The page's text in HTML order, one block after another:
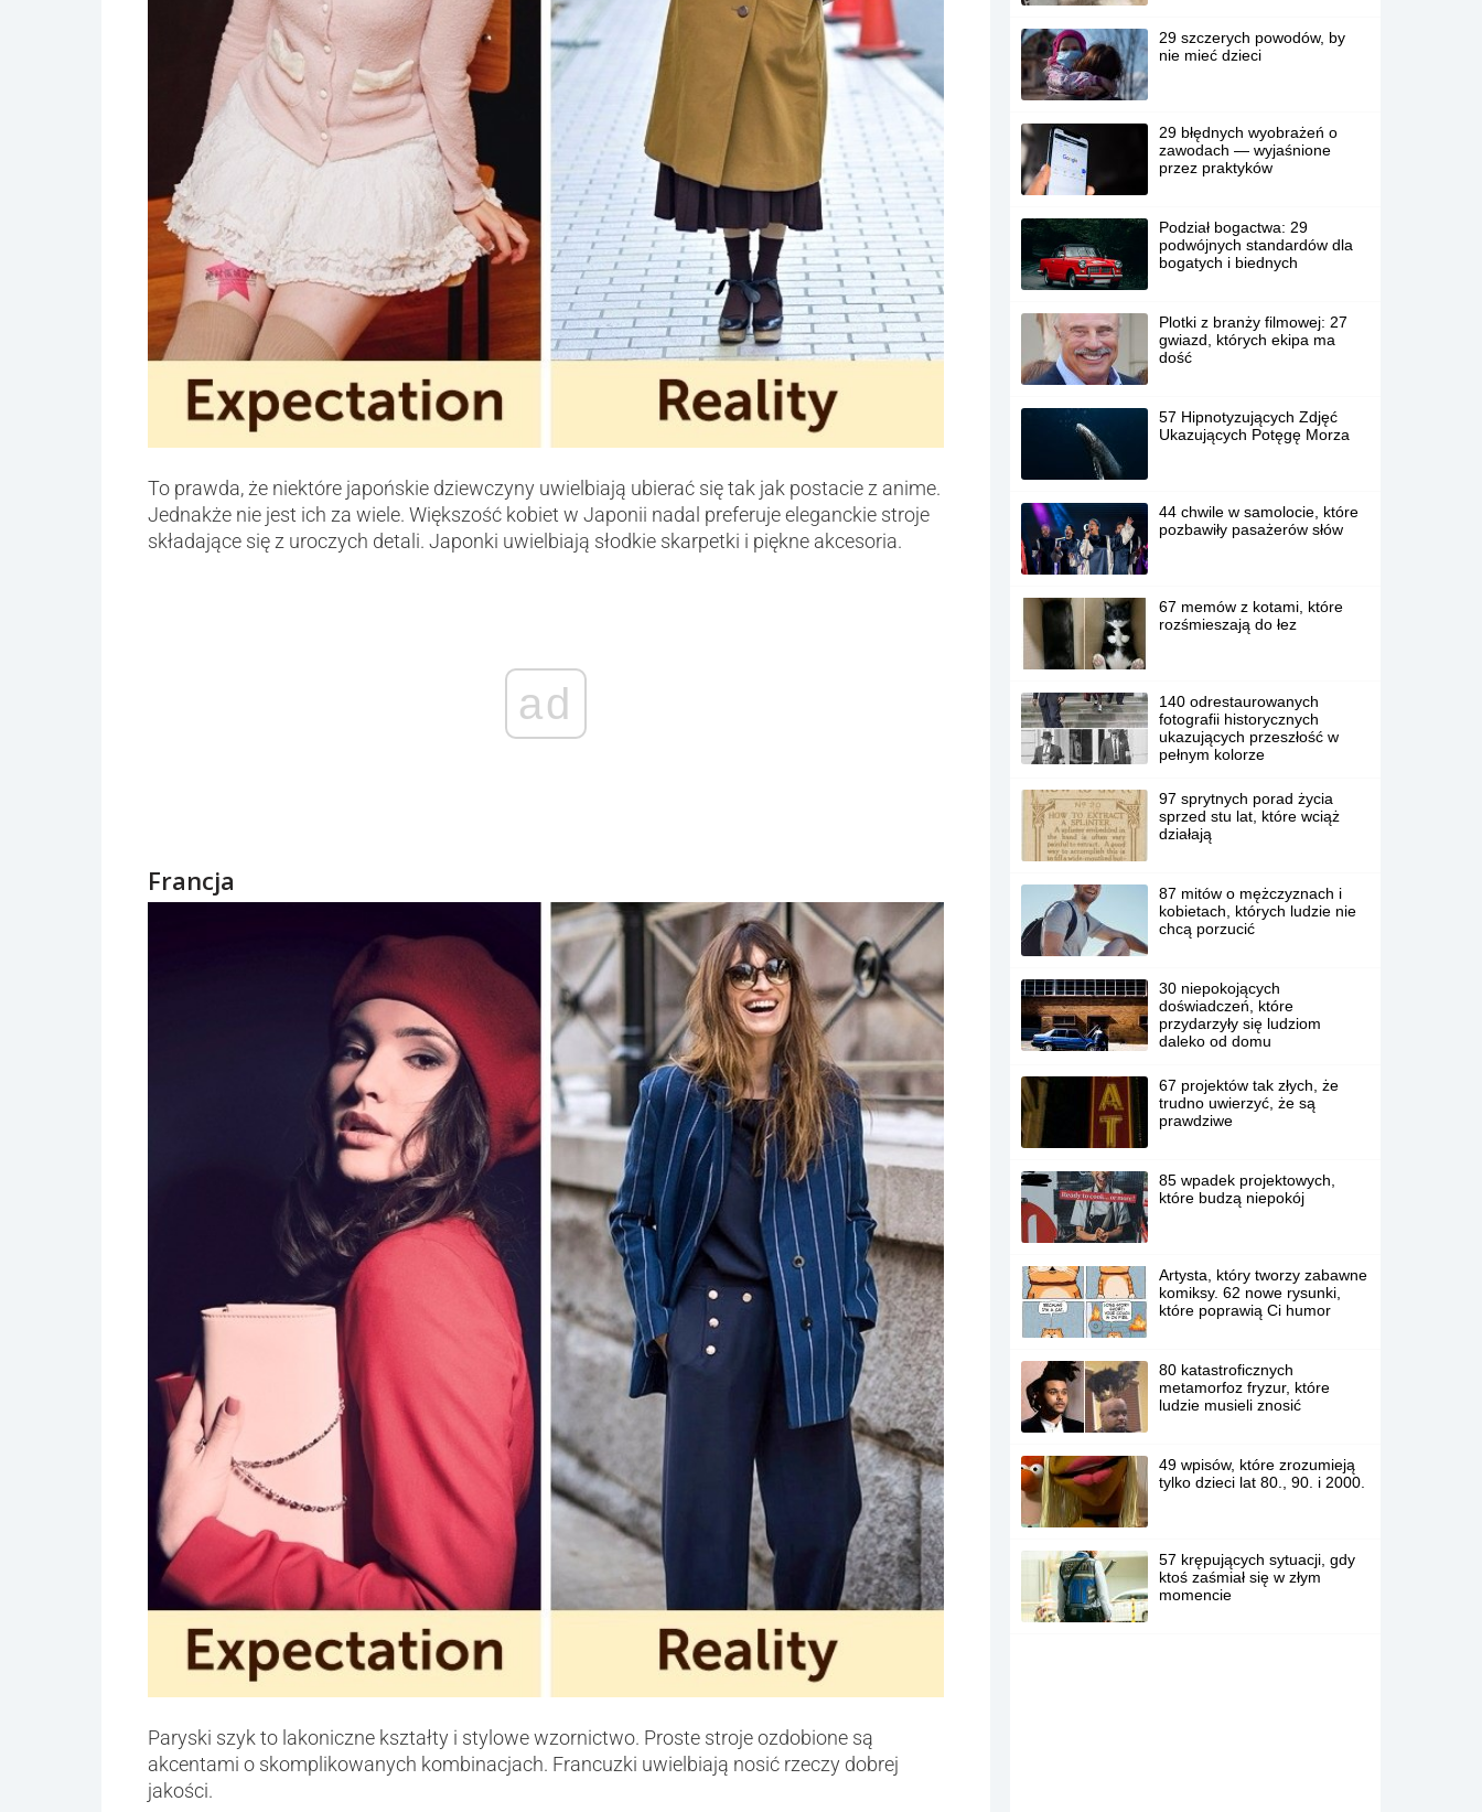
To prawda, że niektóre japońskie dziewczyny uwielbiają ubierać się tak jak postacie z anime.
Jednakże nie jest ich za wiele. Większość kobiet w Japonii nadal preferuje eleganckie stroje
składające się z uroczych detali. Japonki uwielbiają słodkie skarpetki i piękne akcesoria.
ad
Francja
Paryski szyk to lakoniczne kształty i stylowe wzornictwo. Proste stroje ozdobione są
akcentami o skomplikowanych kombinacjach. Francuzki uwielbiają nosić rzeczy dobrej
jakości.
29 szczerych powodów, by
nie mieć dzieci
29 błędnych wyobrażeń o
zawodach — wyjaśnione
przez praktyków
Podział bogactwa: 29
podwójnych standardów dla
bogatych i biednych
Plotki z branży filmowej: 27
gwiazd, których ekipa ma
dość
57 Hipnotyzujących Zdjęć
Ukazujących Potęgę Morza
44 chwile w samolocie, które
pozbawiły pasażerów słów
67 memów z kotami, które
rozśmieszają do łez
140 odrestaurowanych
fotografii historycznych
ukazujących przeszłość w
pełnym kolorze
97 sprytnych porad życia
sprzed stu lat, które wciąż
działają
87 mitów o mężczyznach i
kobietach, których ludzie nie
chcą porzucić
30 niepokojących
doświadczeń, które
przydarzyły się ludziom
daleko od domu
67 projektów tak złych, że
trudno uwierzyć, że są
prawdziwe
85 wpadek projektowych,
które budzą niepokój
Artysta, który tworzy zabawne
komiksy. 62 nowe rysunki,
które poprawią Ci humor
80 katastroficznych
metamorfoz fryzur, które
ludzie musieli znosić
49 wpisów, które zrozumieją
tylko dzieci lat 80., 90. i 2000.
57 krępujących sytuacji, gdy
ktoś zaśmiał się w złym
momencie